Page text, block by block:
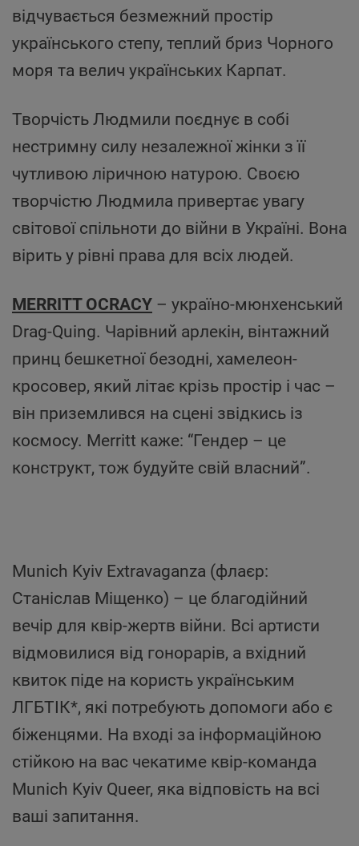
відчувається безмежний простір
українського степу, теплий бриз Чорного
моря та велич українських Карпат.
Творчість Людмили поєднує в собі
нестримну силу незалежної жінки з її
чутливою ліричною натурою. Своєю
творчістю Людмила привертає увагу
світової спільноти до війни в Україні. Вона
вірить у рівні права для всіх людей.
MERRITT OCRACY– україно-мюнхенський
Drag-Quing. Чарівний арлекін, вінтажний
принц бешкетної безодні, хамелеон-
кросовер, який літає крізь простір і час –
він приземлився на сцені звідкись із
космосу. Merritt каже: “Гендер – це
конструкт, тож будуйте свій власний”.
Munich Kyiv Extravaganza (флаєр:
Станіслав Міщенко) – це благодійний
вечір для квір-жертв війни. Всі артисти
відмовилися від гонорарів, а вхідний
квиток піде на користь українським
ЛГБТІК*, які потребують допомоги або є
біженцями. На вході за інформаційною
стійкою на вас чекатиме квір-команда
Munich Kyiv Queer, яка відповість на всі
ваші запитання.